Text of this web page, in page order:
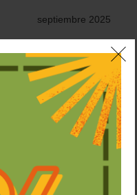
septiembre 2025
abril 2025
marzo 2025
febrero 2025
noviembre 2024
octubre 2024